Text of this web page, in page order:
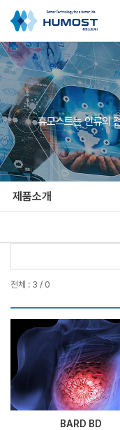
휴모스트는 인류의
제품소개
전체 : 3 / 0
BARD BD